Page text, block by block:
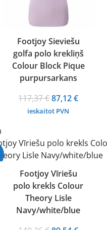
Footjoy Sieviešu
golfa polo krekliņš
Colour Block Pique
purpursarkans
117,37€Original
price
87,12€
ieskaitot PVN
Footjoy Vīriešu
polo krekls Colour
Theory Lisle
Navy/white/blue